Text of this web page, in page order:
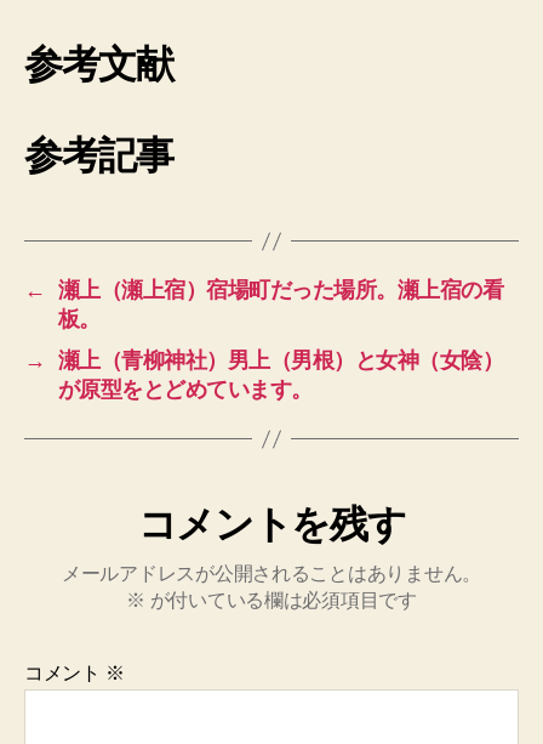
参考文献
参考記事
←
瀬上（瀬上宿）宿場町だった場所。瀬上宿の看
板。
→
瀬上（青柳神社）男上（男根）と女神（女陰）
が原型をとどめています。
コメントを残す
メールアドレスが公開されることはありません。
※ が付いている欄は必須項目です
コメント ※